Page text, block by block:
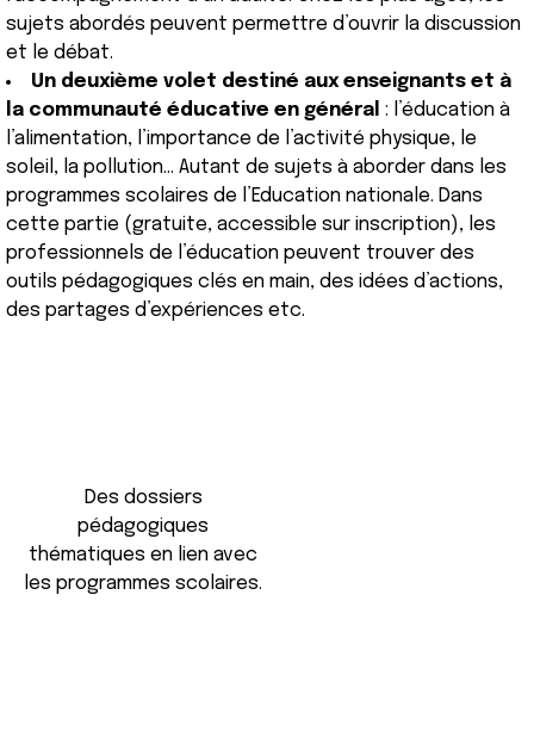
sujets abordés peuvent permettre d’ouvrir la discussion
et le débat.
Un deuxième volet destiné aux enseignants et à
la communauté éducative en général : l’éducation à
l’alimentation, l’importance de l’activité physique, le
soleil, la pollution… Autant de sujets à aborder dans les
programmes scolaires de l’Education nationale. Dans
cette partie (gratuite, accessible sur inscription), les
professionnels de l’éducation peuvent trouver des
outils pédagogiques clés en main, des idées d’actions,
des partages d’expériences etc.
Des dossiers
pédagogiques
thématiques en lien avec
les programmes scolaires.